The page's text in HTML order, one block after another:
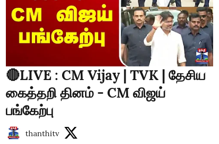
🔴LIVE : CM Vijay | TVK | தேசிய
கைத்தறி தினம் - CM விஜய்
பங்கேற்பு
thanthitv